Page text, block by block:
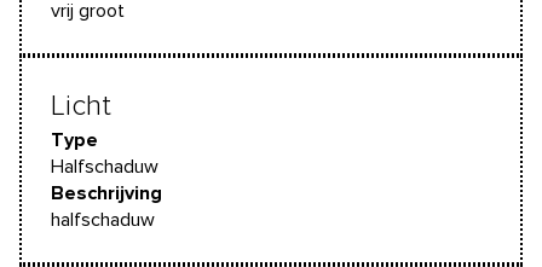
vrij groot
Licht
Type
Halfschaduw
Beschrijving
halfschaduw